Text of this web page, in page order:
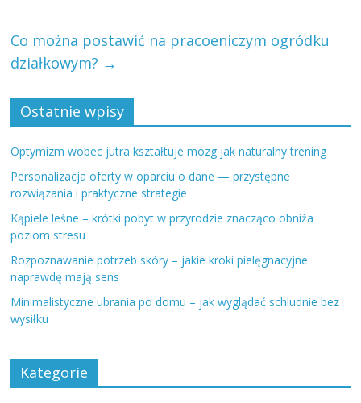
Co można postawić na pracoeniczym ogródku
działkowym? →
Ostatnie wpisy
Optymizm wobec jutra kształtuje mózg jak naturalny trening
Personalizacja oferty w oparciu o dane — przystępne
rozwiązania i praktyczne strategie
Kąpiele leśne – krótki pobyt w przyrodzie znacząco obniża
poziom stresu
Rozpoznawanie potrzeb skóry – jakie kroki pielęgnacyjne
naprawdę mają sens
Minimalistyczne ubrania po domu – jak wyglądać schludnie bez
wysiłku
Kategorie